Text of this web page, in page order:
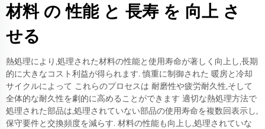
材料 の 性能 と 長寿 を 向上 さ
せる
熱処理により,処理された材料の性能と使用寿命が著しく向上し,長期
的に大きなコスト利益が得られます. 慎重に制御された 暖房と冷却
サイクルによって これらのプロセスは 耐磨性や疲労耐久性,そして
全体的な耐久性を劇的に高めることができます 適切な熱処理方法で
処理された部品は,処理されていない部品の使用寿命を複数回表示し,
保守要件と交換頻度を減らす. 材料の性能も向上し,処理されていな